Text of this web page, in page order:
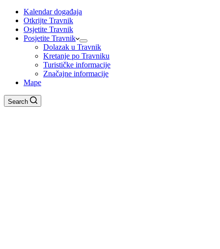
Kalendar događaja
Otkrijte Travnik
Osjetite Travnik
Posjetite Travnik
Dolazak u Travnik
Kretanje po Travniku
Turističke informacije
Značajne informacije
Mape
Search